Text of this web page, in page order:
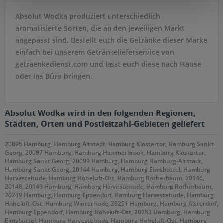
Absolut Wodka produziert unterschiedlich
aromatisierte Sorten, die an den jeweiligen Markt
angepasst sind. Bestellt euch die Getränke dieser Marke
einfach bei unserem Getränkelieferservice von
getraenkedienst.com und lasst euch diese nach Hause
oder ins Büro bringen.
Absolut Wodka wird in den folgenden Regionen,
Städten, Orten und Postleitzahl-Gebieten geliefert
20095 Hamburg, Hamburg Altstadt, Hamburg Klostertor, Hamburg Sankt
Georg, 20097 Hamburg, Hamburg Hammerbrook, Hamburg Klostertor,
Hamburg Sankt Georg, 20099 Hamburg, Hamburg Hamburg-Altstadt,
Hamburg Sankt Georg, 20144 Hamburg, Hamburg Eimsbüttel, Hamburg
Harvestehude, Hamburg Hoheluft-Ost, Hamburg Rotherbaum, 20146,
20148, 20149 Hamburg, Hamburg Harvestehude, Hamburg Rotherbaum,
20249 Hamburg, Hamburg Eppendorf, Hamburg Harvestehude, Hamburg
Hoheluft-Ost, Hamburg Winterhude, 20251 Hamburg, Hamburg Alsterdorf,
Hamburg Eppendorf, Hamburg Hoheluft-Ost, 20253 Hamburg, Hamburg
Eimsbüttel, Hamburg Harvestehude, Hamburg Hoheluft-Ost, Hamburg